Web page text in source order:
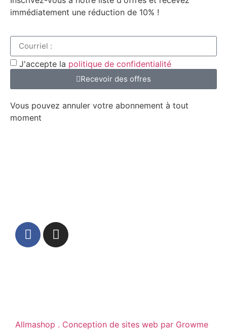
immédiatement une réduction de 10% !
J'accepte la politique de confidentialité
Recevoir des offres
Vous pouvez annuler votre abonnement à tout
moment
Allmashop . Conception de sites web par Growme